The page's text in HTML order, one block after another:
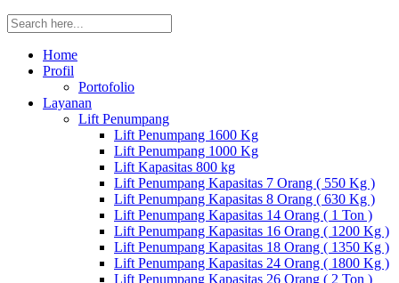
Home
Profil
Portofolio
Layanan
Lift Penumpang
Lift Penumpang 1600 Kg
Lift Penumpang 1000 Kg
Lift Kapasitas 800 kg
Lift Penumpang Kapasitas 7 Orang ( 550 Kg )
Lift Penumpang Kapasitas 8 Orang ( 630 Kg )
Lift Penumpang Kapasitas 14 Orang ( 1 Ton )
Lift Penumpang Kapasitas 16 Orang ( 1200 Kg )
Lift Penumpang Kapasitas 18 Orang ( 1350 Kg )
Lift Penumpang Kapasitas 24 Orang ( 1800 Kg )
Lift Penumpang Kapasitas 26 Orang ( 2 Ton )